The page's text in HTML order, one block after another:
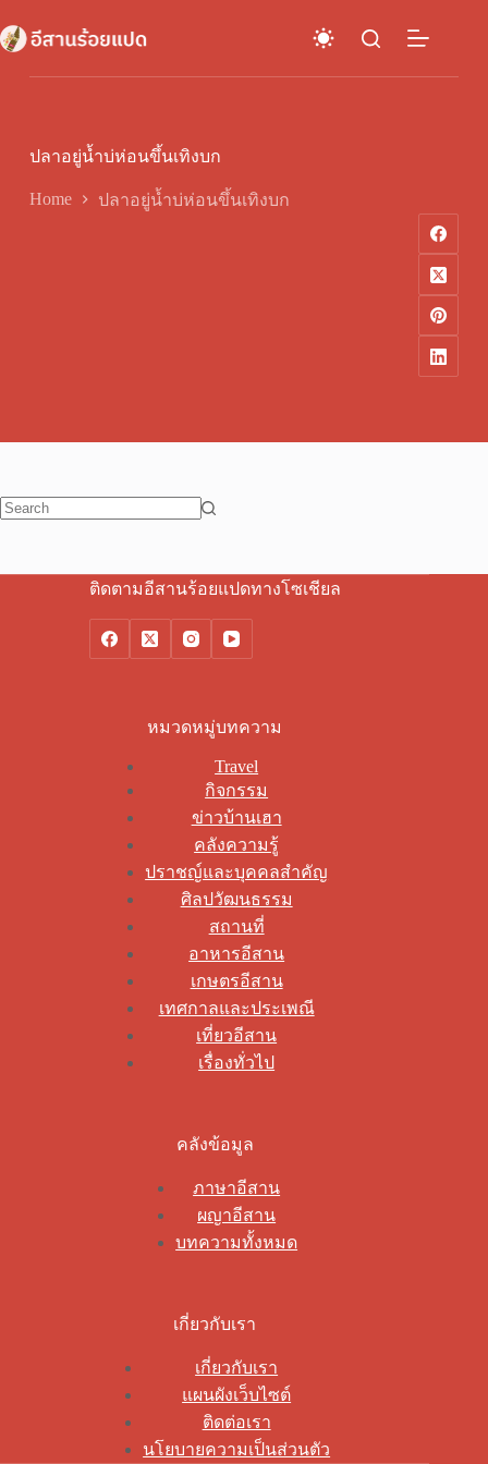
to
content
ปลาอยู่น้ำบ่ห่อนขึ้นเทิงบก
Home ปลาอยู่น้ำบ่ห่อนขึ้นเทิงบก
ติดตามอีสานร้อยแปดทางโซเชียล
หมวดหมู่บทความ
Travel
กิจกรรม
ข่าวบ้านเฮา
คลังความรู้
ปราชญ์และบุคคลสำคัญ
ศิลปวัฒนธรรม
สถานที่
อาหารอีสาน
เกษตรอีสาน
เทศกาลและประเพณี
เที่ยวอีสาน
เรื่องทั่วไป
คลังข้อมูล
ภาษาอีสาน
ผญาอีสาน
บทความทั้งหมด
เกี่ยวกับเรา
เกี่ยวกับเรา
แผนผังเว็บไซต์
ติดต่อเรา
นโยบายความเป็นส่วนตัว